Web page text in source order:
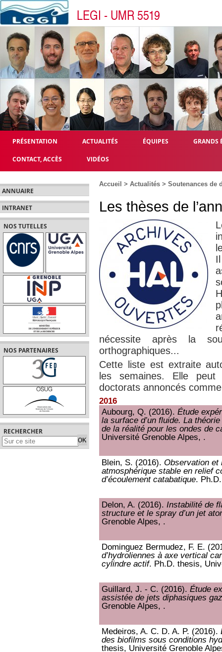
LEGI - UMR 5519
PRÉSENTATION ACTUALITÉS ÉQUIPES GRANDS
CONTACT, ACCÈS VIDÉOS
ANNUAIRE
INTRANET
NOS TUTELLES
NOS PARTENAIRES
RECHERCHER
Accueil > Actualités > Soutenances de
Les thèses de
nécessite après la
orthographiques...
Cette liste est extraite
les semaines. Elle
doctorats annoncés
2016
Aubourg, Q. (2016). Étude
la surface d’un fluide. La
de la réalité pour les ondes de
Université Grenoble Alpes, .
Blein, S. (2016). Observation et
atmosphérique stable en relief
d’écoulement catabatique.
Delon, A. (2016). Instabilité de
structure et le spray d’un jet
Grenoble Alpes, .
Dominguez Bermudez, F. E.
d’hydroliennes à axe vertical
cylindre actif. Ph.D. thesis,
Guillard, J. - C. (2016). Étude
assistée de jets diphasiques
Grenoble Alpes, .
Medeiros, A. C. D. A. P. (2016).
des biofilms sous conditions
thesis, Université Grenoble